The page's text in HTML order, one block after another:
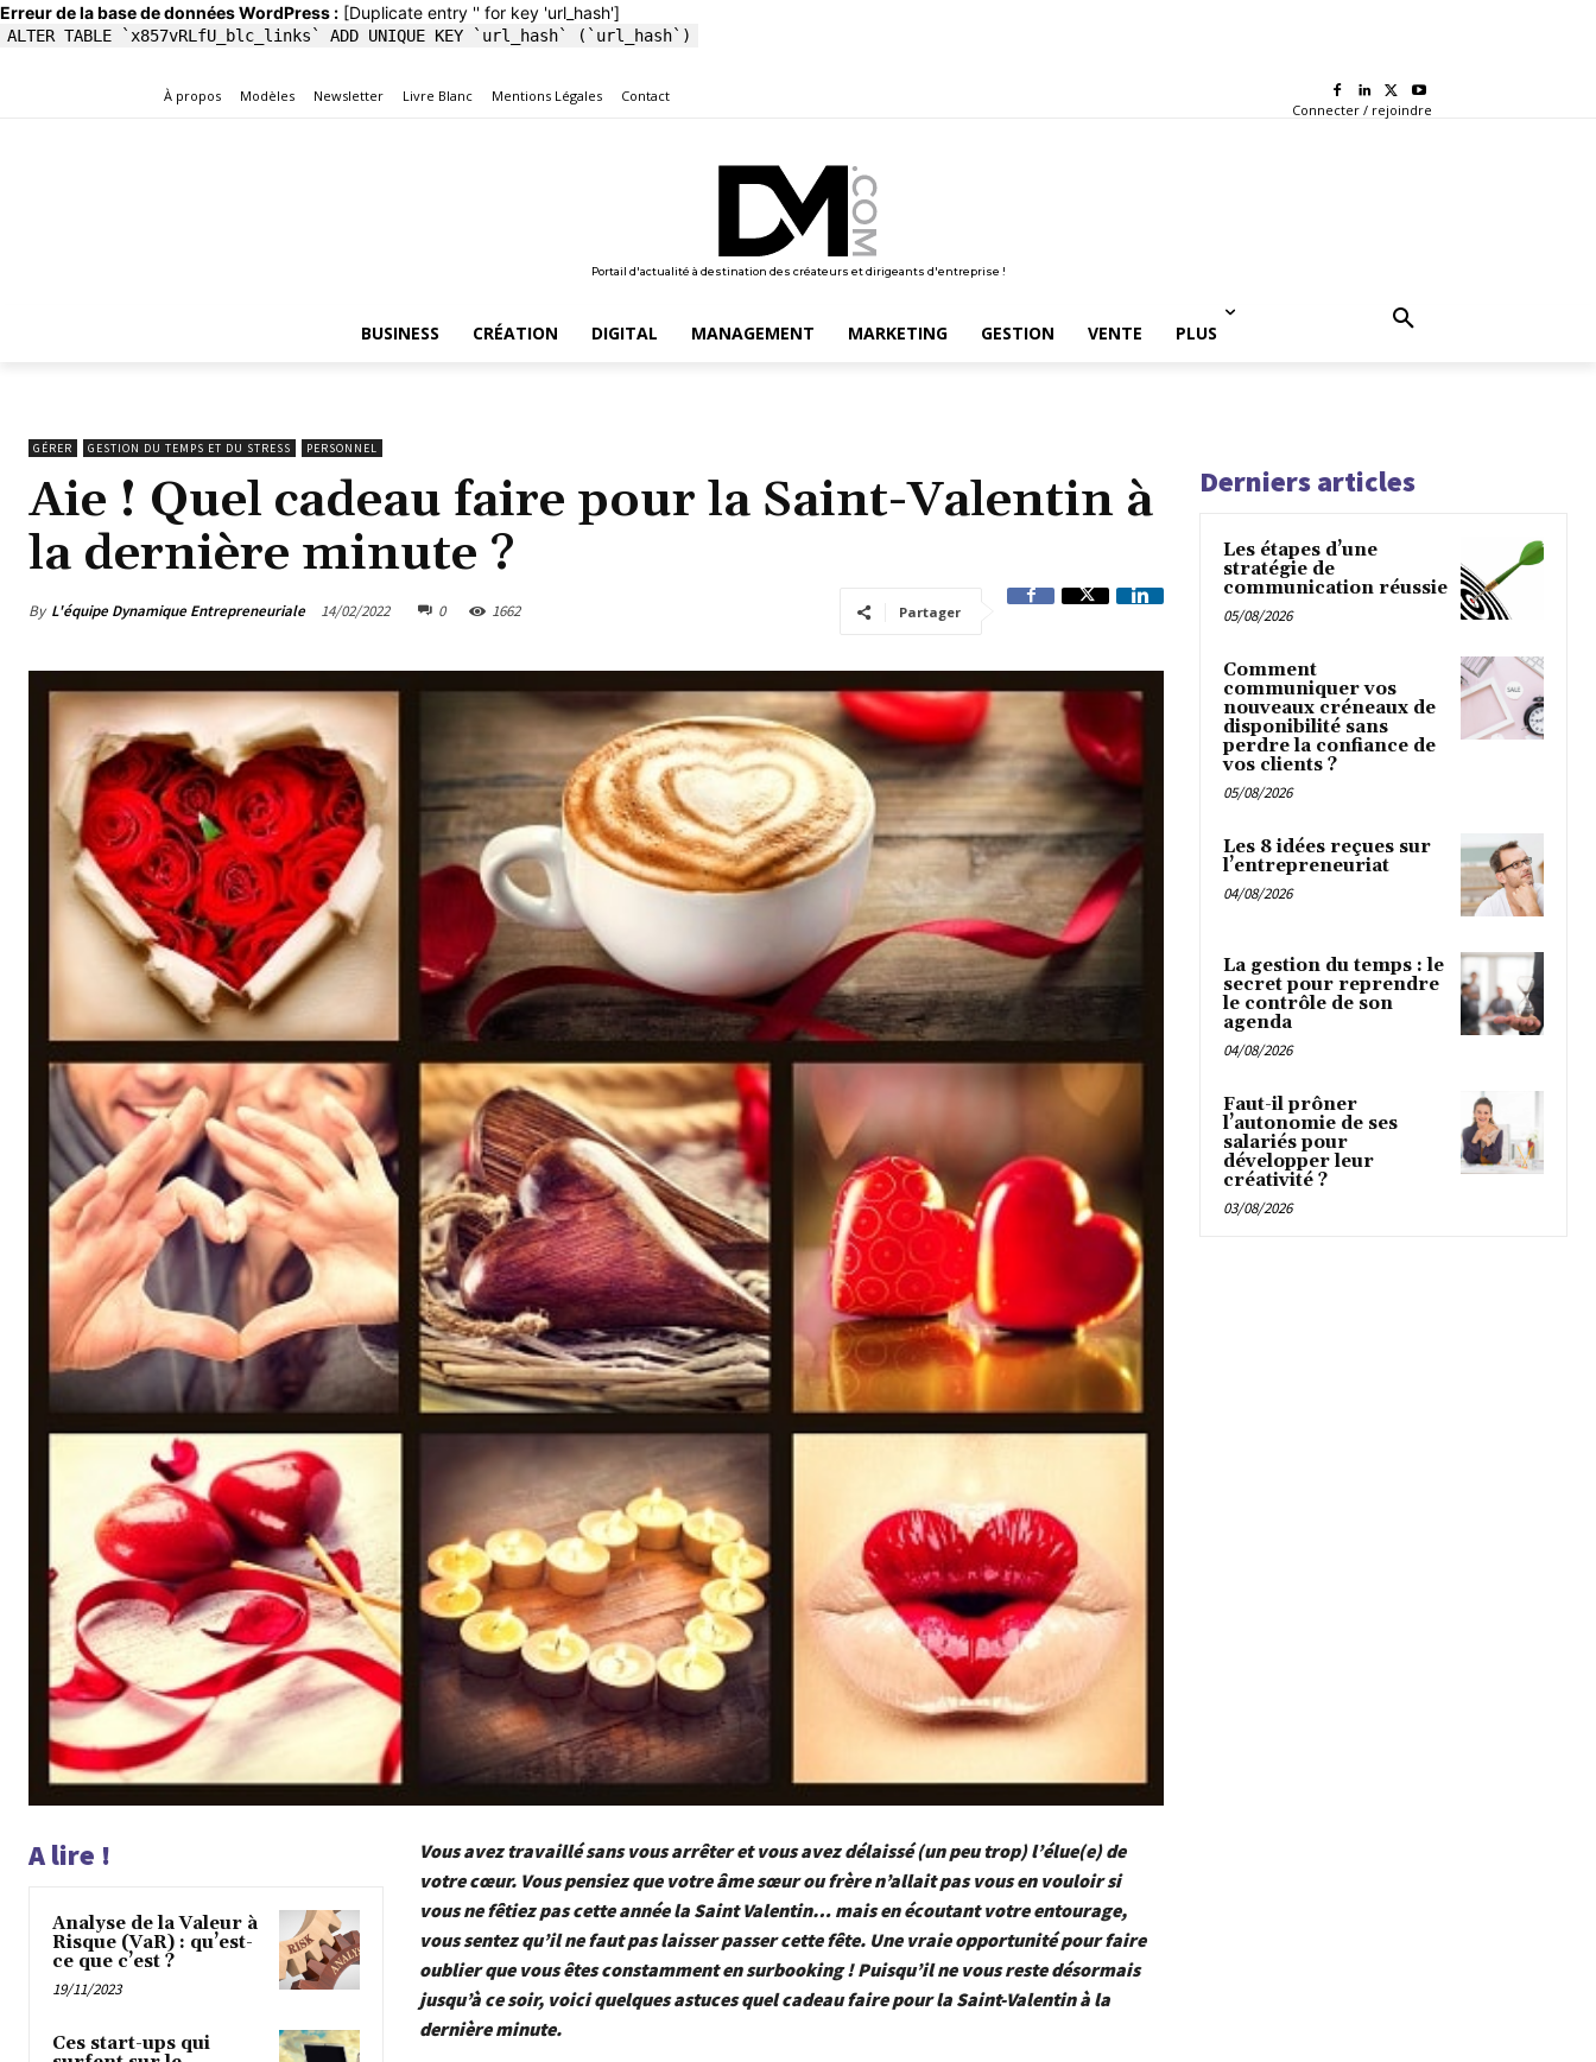
Erreur de la base de données WordPress : [Duplicate entry '' for key 'url_hash']
ALTER TABLE `x857vRLfU_blc_links` ADD UNIQUE KEY `url_hash` (`url_hash`)
À propos Modèles Newsletter Livre Blanc Mentions Légales Contact
Connecter / rejoindre
Portail d'actualité à destination des créateurs et dirigeants d'entreprise !
BUSINESS CRÉATION DIGITAL MANAGEMENT MARKETING GESTION VENTE PLUS
GÉRER GESTION DU TEMPS ET DU STRESS PERSONNEL
Aie ! Quel cadeau faire pour la Saint-Valentin à
la dernière minute ?
By L'équipe Dynamique Entrepreneuriale 14/02/2022 0 1662 Partager
A lire !
Analyse de la Valeur à
Risque (VaR) : qu’est-
ce que c’est ?
19/11/2023
Ces start-ups qui
Vous avez travaillé sans vous arrêter et vous avez délaissé (un peu trop) l’élue(e) de
votre cœur. Vous pensiez que votre âme sœur ou frère n’allait pas vous en vouloir si
vous ne fêtiez pas cette année la Saint Valentin… mais en écoutant votre entourage,
vous sentez qu’il ne faut pas laisser passer cette fête. Une vraie opportunité pour faire
oublier que vous êtes constamment en surbooking !Puisqu’il ne vous reste désormais
jusqu’à ce soir, voici quelques astuces quel cadeau faire pour la Saint-Valentin à la
dernière minute.
Derniers articles
Les étapes d’une
stratégie de
communication réussie
05/08/2026
Comment
communiquer vos
nouveaux créneaux de
disponibilité sans
perdre la confiance de
vos clients ?
05/08/2026
Les 8 idées reçues sur
l’entrepreneuriat
04/08/2026
La gestion du temps : le
secret pour reprendre
le contrôle de son
agenda
04/08/2026
Faut-il prôner
l’autonomie de ses
salariés pour
développer leur
créativité ?
03/08/2026